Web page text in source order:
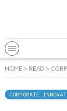
HOME > READ >
CORPORATE